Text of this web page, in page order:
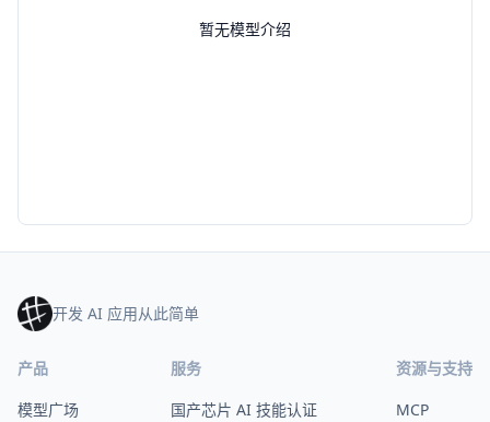
暂无模型介绍
开发 AI 应用从此简单
产品
模型广场
服务
国产芯片 AI 技能认证
资源与支持
MCP